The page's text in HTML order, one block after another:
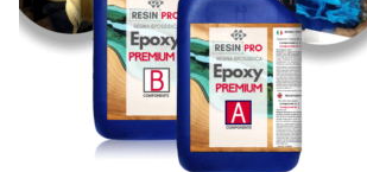
kan
gekozen
worden
op
productpagina